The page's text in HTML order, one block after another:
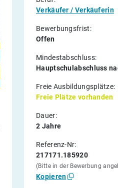
Verkäufer / Verkäuferin
Bewerbungsfrist:
Offen
Mindestabschluss:
Hauptschulabschluss
Freie Ausbildungsplätze:
Freie Plätze vorhanden
Dauer:
2 Jahre
Referenz-Nr:
217171.185920
(Bitte in der Bewerbung
Kopieren